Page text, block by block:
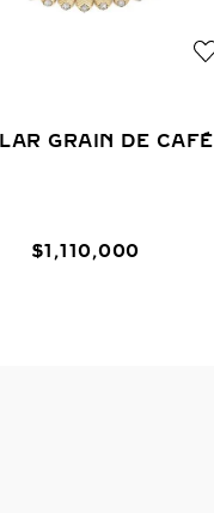
GRAIN DE CAFÉ
$1 ,110,000